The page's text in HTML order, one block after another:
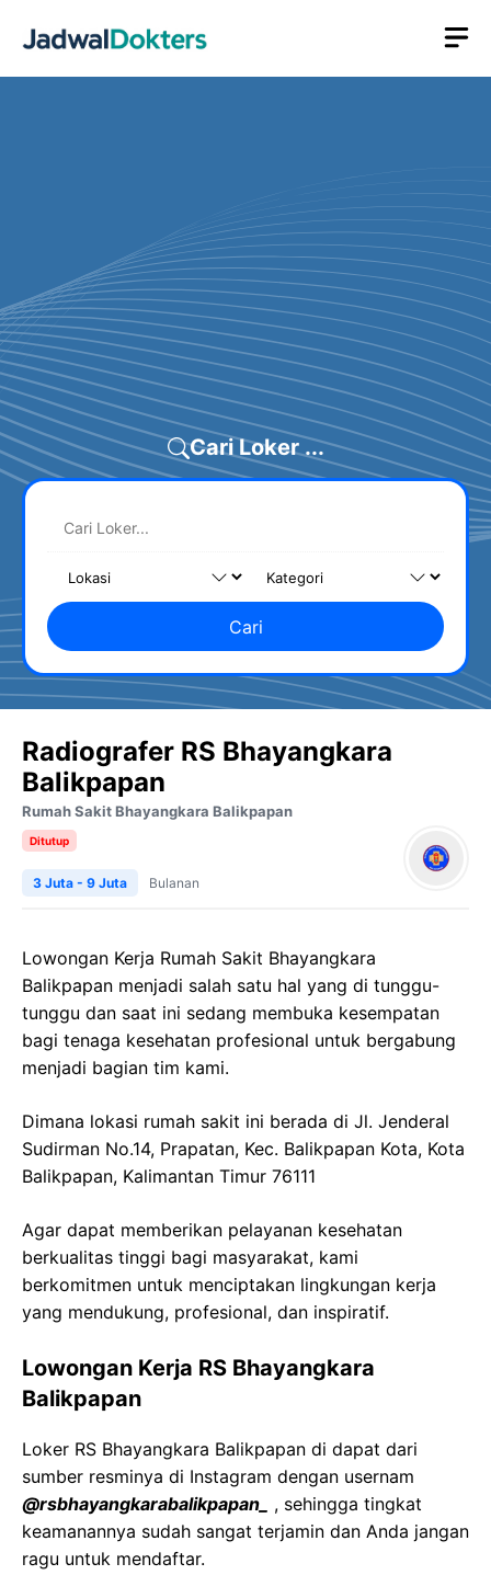
Cari Loker ...
Cari
Radiografer RS Bhayangkara
Balikpapan
Rumah Sakit Bhayangkara Balikpapan
Ditutup
3 Juta - 9 Juta Bulanan
Lowongan Kerja Rumah Sakit Bhayangkara
Balikpapan menjadi salah satu hal yang di tunggu-
tunggu dan saat ini sedang membuka kesempatan
bagi tenaga kesehatan profesional untuk bergabung
menjadi bagian tim kami.
Dimana lokasi rumah sakit ini berada di Jl. Jenderal
Sudirman No.14, Prapatan, Kec. Balikpapan Kota, Kota
Balikpapan, Kalimantan Timur 76111
Agar dapat memberikan pelayanan kesehatan
berkualitas tinggi bagi masyarakat, kami
berkomitmen untuk menciptakan lingkungan kerja
yang mendukung, profesional, dan inspiratif.
Lowongan Kerja RS Bhayangkara
Balikpapan
Loker RS Bhayangkara Balikpapan di dapat dari
sumber resminya di Instagram dengan usernam
@rsbhayangkarabalikpapan_
, sehingga tingkat
keamanannya sudah sangat terjamin dan Anda jangan
ragu untuk mendaftar.